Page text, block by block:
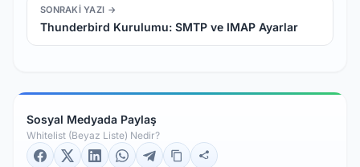
SONRAKI YAZI →
Thunderbird Kurulumu: SMTP ve IMAP Ayarlar
Sosyal Medyada Paylaş
Whitelist (Beyaz Liste) Nedir?